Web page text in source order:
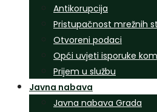
Antikorupcija
Pristupačnost mrežnih
Otvoreni podaci
Opći uvjeti isporuke
Prijem u službu
Javna nabava
Javna nabava Grada